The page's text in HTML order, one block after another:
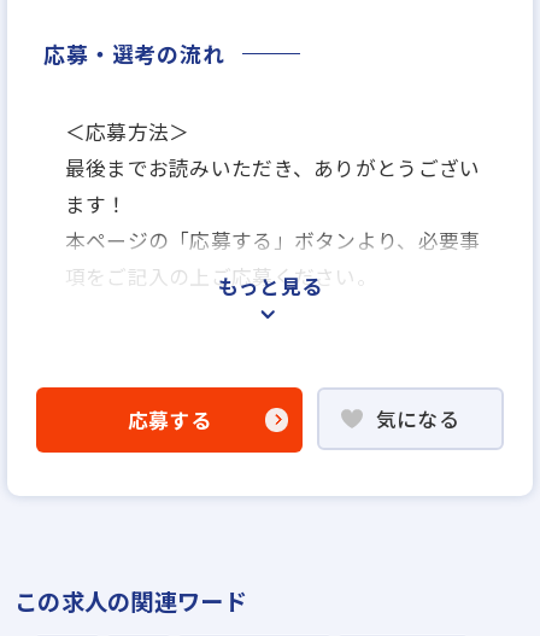
応募・選考の流れ
＜応募方法＞
最後までお読みいただき、ありがとうござい
ます！
本ページの「応募する」ボタンより、必要事
項をご記入の上ご応募ください。
「応募する」よりエントリー
書類選考
▼
内定
もっと見る
応募する 気になる
この求人の関連ワード